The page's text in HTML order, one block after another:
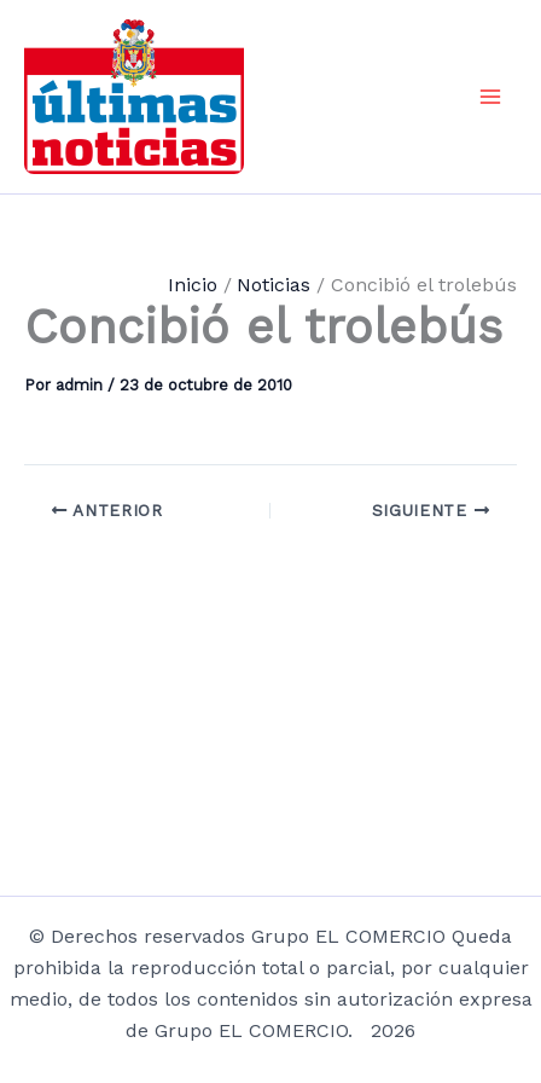
contenido
Inicio Noticias Concibió el trolebús
Concibió el trolebús
Por admin / 23 de octubre de 2010
ANTERIOR SIGUIENTE
© Derechos reservados Grupo EL COMERCIO Queda
prohibida la reproducción total o parcial, por cualquier
medio, de todos los contenidos sin autorización expresa
de Grupo EL COMERCIO. 2026